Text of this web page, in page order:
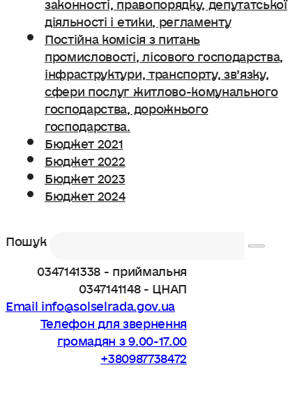
діяльності і етики, регламенту
Постійна комісія з питань
промисловості, лісового господарства,
інфраструктури, транспорту, зв’язку,
сфери послуг житлово-комунального
господарства, дорожнього
господарства.
Бюджет 2021
Бюджет 2022
Бюджет 2023
Бюджет 2024
Пошук
0347141338 - приймальня
0347141148 - ЦНАП
Email info@solselrada.gov.ua
Телефон для звернення
громадян з 9.00-17.00
+380987738472